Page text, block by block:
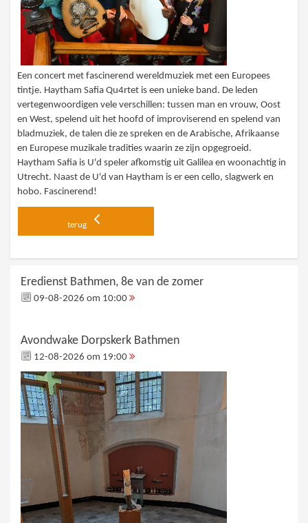
Een concert met fascinerend wereldmuziek met een Europees
tintje. Haytham Safia Qu4rtet is een unieke band. De leden
vertegenwoordigen vele verschillen: tussen man en vrouw, Oost
en West, spelend uit het hoofd of improviserend en spelend van
bladmuziek, de talen die ze spreken en de Arabische, Afrikaanse
en Europese muzikale tradities waarin ze zijn opgegroeid.
Haytham Safia is U'd speler afkomstig uit Galilea en woonachtig in
Utrecht. Naast de U'd van Haytham is er een cello, slagwerk en
hobo. Fascinerend!
terug
Eredienst Bathmen, 8e van de zomer
09-08-2026 om 10:00
Avondwake Dorpskerk Bathmen
12-08-2026 om 19:00